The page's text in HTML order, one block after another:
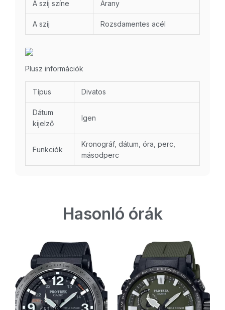
A szíj színe Arany
A szíj Rozsdamentes acél
Plusz információk
Típus Divatos
Dátum
kijelző
Igen
Funkciók
Kronográf, dátum, óra, perc,
másodperc
Hasonló órák